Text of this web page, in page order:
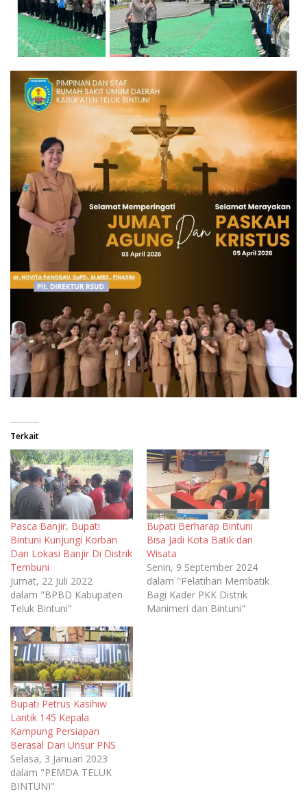
Terkait
Pasca Banjir, Bupati
Bintuni Kunjungi Korban
Dan Lokasi Banjir Di Distrik
Tembuni
Jumat, 22 Juli 2022
dalam "BPBD Kabupaten
Teluk Bintuni"
Bupati Berharap Bintuni
Bisa Jadi Kota Batik dan
Wisata
Senin, 9 September 2024
dalam "Pelatihan Membatik
Bagi Kader PKK Distrik
Manimeri dan Bintuni"
Bupati Petrus Kasihiw
Lantik 145 Kepala
Kampung Persiapan
Berasal Dari Unsur PNS
Selasa, 3 Januari 2023
dalam "PEMDA TELUK
BINTUNI"